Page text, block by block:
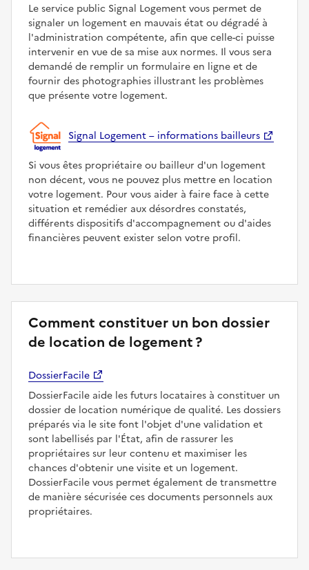
Le service public Signal Logement vous permet de
signaler un logement en mauvais état ou dégradé à
l'administration compétente, afin que celle-ci puisse
intervenir en vue de sa mise aux normes. Il vous sera
demandé de remplir un formulaire en ligne et de
fournir des photographies illustrant les problèmes
que présente votre logement.
Signal Logement – informations bailleurs
Si vous êtes propriétaire ou bailleur d'un logement
non décent, vous ne pouvez plus mettre en location
votre logement. Pour vous aider à faire face à cette
situation et remédier aux désordres constatés,
différents dispositifs d'accompagnement ou d'aides
financières peuvent exister selon votre profil.
Comment constituer un bon dossier
de location de logement ?
DossierFacile
DossierFacile aide les futurs locataires à constituer un
dossier de location numérique de qualité. Les dossiers
préparés via le site font l'objet d'une validation et
sont labellisés par l'État, afin de rassurer les
propriétaires sur leur contenu et maximiser les
chances d'obtenir une visite et un logement.
DossierFacile vous permet également de transmettre
de manière sécurisée ces documents personnels aux
propriétaires.